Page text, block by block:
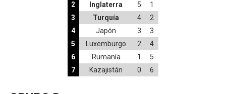
2
Inglaterra 5
1
3
Turquía 4
2
4
Japón 3
3
5
Luxemburgo 2
4
6
Rumanía 1
5
7
Kazajistán 0 6